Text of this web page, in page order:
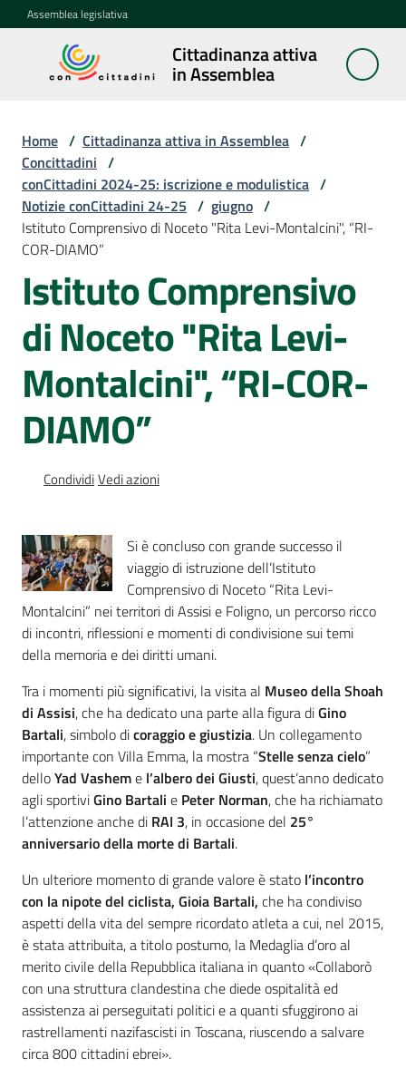
Vai al contenuto
Vai alla navigazione
Vai al footer
Assemblea legislativa
Cittadinanza attiva
in Assemblea
Cittadinanza
attiva in
Concittadini
Menu selezionato
Porte
aperte
in
Assemblea
Mostre
itineranti
Percorsi
sulla
Seguici
su
Assemblea
legislativa
Assemblea
Attività
Argomenti
Per i media
Per i cittadini
Home / Cittadinanza attiva in Assemblea /
Concittadini /
conCittadini 2024-25: iscrizione e modulistica /
Notizie conCittadini 24-25 / giugno /
Istituto Comprensivo di Noceto "Rita Levi-Montalcini", “RI-
COR-DIAMO”
Istituto Comprensivo
di Noceto "Rita Levi-
Montalcini", “RI-COR-
DIAMO”
CondividiVedi azioni
Si è concluso con grande successo il
viaggio di istruzione dell’Istituto
Comprensivo di Noceto “Rita Levi-
Montalcini” nei territori di Assisi e Foligno, un percorso ricco
di incontri, riflessioni e momenti di condivisione sui temi
della memoria e dei diritti umani.
Tra i momenti più significativi, la visita al Museo della Shoah
di Assisi, che ha dedicato una parte alla figura diGino
Bartali, simbolo dicoraggio e giustizia. Un collegamento
importante con Villa Emma, la mostra “Stelle senza cielo”
delloYad Vasheme l’albero dei Giusti, quest’anno dedicato
agli sportiviGino Bartali e Peter Norman, che ha richiamato
l’attenzione anche di RAI 3, in occasione del 25°
anniversario della morte di Bartali.
Un ulteriore momento di grande valore è stato l’incontro
con la nipote del ciclista, Gioia Bartali, che ha condiviso
aspetti della vita del sempre ricordato atleta a cui, nel 2015,
è stata attribuita, a titolo postumo, la Medaglia d’oro al
merito civile della Repubblica italiana in quanto «Collaborò
con una struttura clandestina che diede ospitalità ed
assistenza ai perseguitati politici e a quanti sfuggirono ai
rastrellamenti nazifascisti in Toscana, riuscendo a salvare
circa 800 cittadini ebrei».